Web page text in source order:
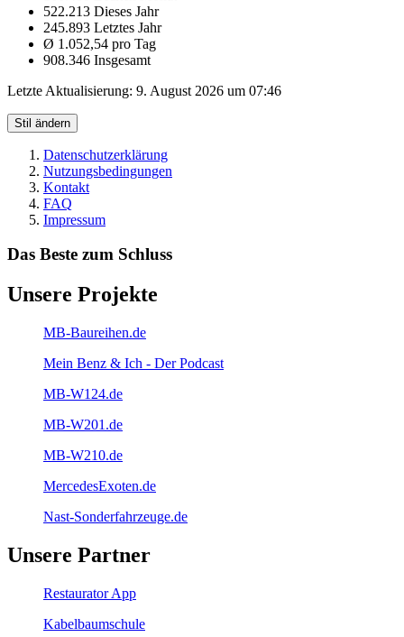
522.213 Dieses Jahr
245.893 Letztes Jahr
Ø 1.052,54 pro Tag
908.346 Insgesamt
Letzte Aktualisierung: 9. August 2026 um 07:46
Stil ändern
Datenschutzerklärung
Nutzungsbedingungen
Kontakt
FAQ
Impressum
Das Beste zum Schluss
Unsere Projekte
MB-Baureihen.de
Mein Benz & Ich - Der Podcast
MB-W124.de
MB-W201.de
MB-W210.de
MercedesExoten.de
Nast-Sonderfahrzeuge.de
Unsere Partner
Restaurator App
Kabelbaumschule